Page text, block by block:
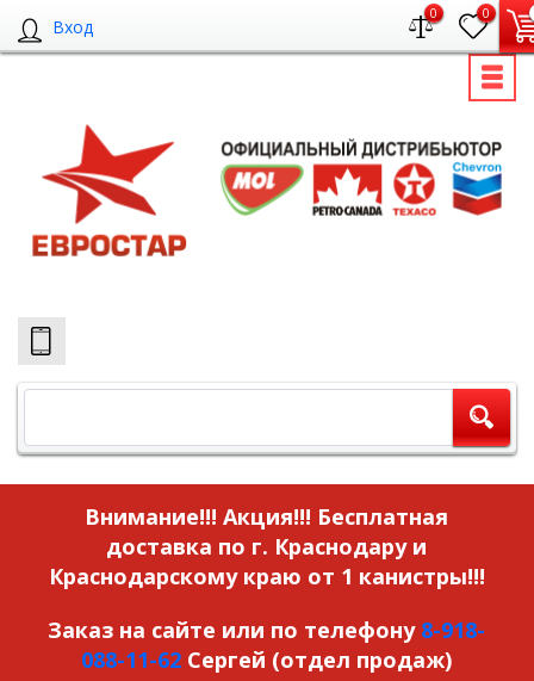
Вход
0 0
Внимание!!! Акция!!! Бесплатная
доставка по г. Краснодару и
Краснодарскому краю от 1 канистры!!!
Заказ на сайте или по телефону 8-918-
088-11-62 Сергей (отдел продаж)